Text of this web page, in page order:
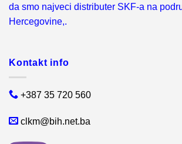
da smo najveci distributer SKF-a na
Hercegovine,.
Kontakt info
+387 35 720 560
clkm@bih.net.ba